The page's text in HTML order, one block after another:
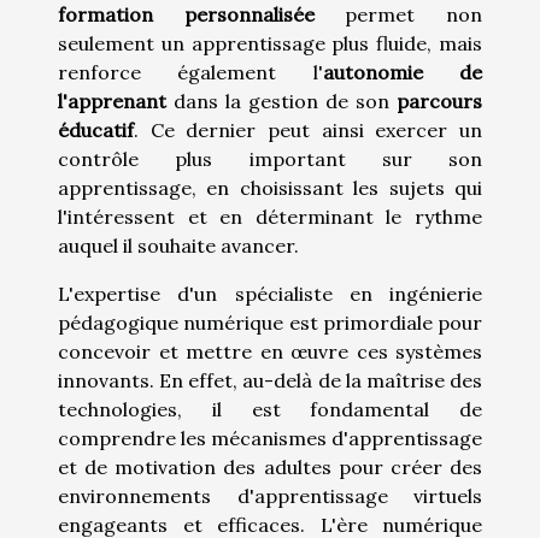
formation personnaliséepermet non
seulement un apprentissage plus fluide, mais
renforce également l'autonomie de
l'apprenantdans la gestion de son parcours
éducatif. Ce dernier peut ainsi exercer un
contrôle plus important sur son
apprentissage, en choisissant les sujets qui
l'intéressent et en déterminant le rythme
auquel il souhaite avancer.
L'expertise d'un spécialiste en ingénierie
pédagogique numérique est primordiale pour
concevoir et mettre en œuvre ces systèmes
innovants. En effet, au-delà de la maîtrise des
technologies, il est fondamental de
comprendre les mécanismes d'apprentissage
et de motivation des adultes pour créer des
environnements d'apprentissage virtuels
engageants et efficaces. L'ère numérique